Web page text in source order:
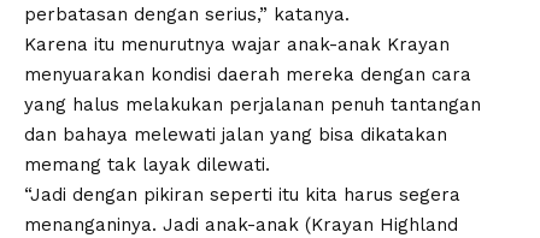
perbatasan dengan serius,” katanya.
Karena itu menurutnya wajar anak-anak Krayan
menyuarakan kondisi daerah mereka dengan cara
yang halus melakukan perjalanan penuh tantangan
dan bahaya melewati jalan yang bisa dikatakan
memang tak layak dilewati.
“Jadi dengan pikiran seperti itu kita harus segera
menanganinya. Jadi anak-anak (Krayan Highland